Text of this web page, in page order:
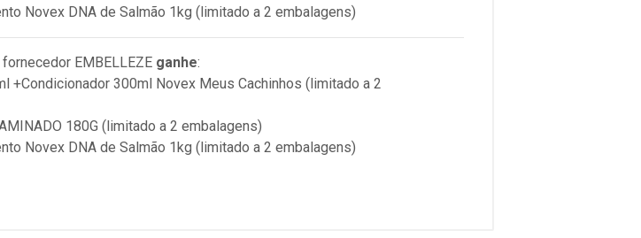
Novex DNA de Salmão 1kg (limitado a 2 embalagens)
fornecedor EMBELLEZE ganhe:
+Condicionador 300ml Novex Meus Cachinhos (limitado a 2
180G (limitado a 2 embalagens)
Novex DNA de Salmão 1kg (limitado a 2 embalagens)